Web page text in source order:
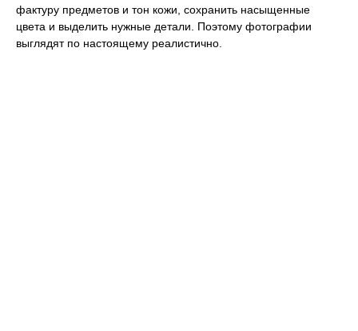
фактуру предметов и тон кожи, сохранить насыщенные
цвета и выделить нужные детали. Поэтому фотографии
выглядят по настоящему реалистично.